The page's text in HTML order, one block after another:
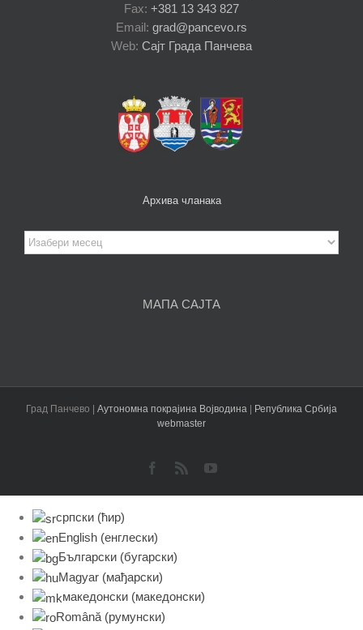
Fax: +381 13 343 827
Email: grad@pancevo.rs
Web: Сајт Града Панчева
Архива чланака
Архива
чланака
МАПА САЈТА
Град Панчево | Аутономна покрајина Војводина
Република Србија
webmaster
Facebook
Rss YouTube
српски (ћир)
English (енглески)
Български (бугарски)
Magyar (мађарски)
македонски (македонски)
Română (румунски)